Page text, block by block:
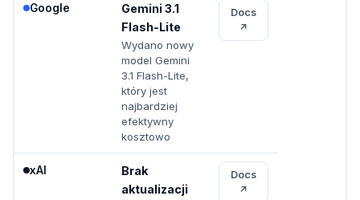
Google
Gemini 3.1
Flash-Lite
Wydano nowy
model Gemini
3.1 Flash-Lite,
który jest
najbardziej
efektywny
kosztowo
Docs
↗
xAI
Brak
aktualizacji
Docs
↗